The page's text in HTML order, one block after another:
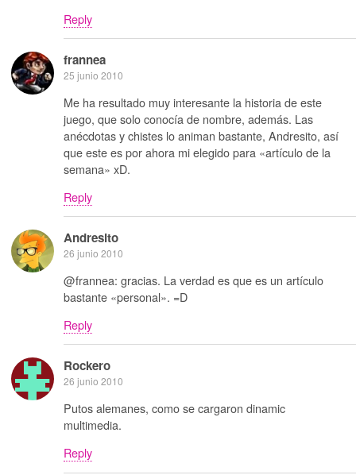
Reply
frannea
25 junio 2010
Me ha resultado muy interesante la historia de este
juego, que solo conocía de nombre, además. Las
anécdotas y chistes lo animan bastante, Andresito, así
que este es por ahora mi elegido para «artículo de la
semana» xD.
Reply
Andresito
26 junio 2010
@frannea: gracias. La verdad es que es un artículo
bastante «personal». =D
Reply
Rockero
26 junio 2010
Putos alemanes, como se cargaron dinamic
multimedia.
Reply